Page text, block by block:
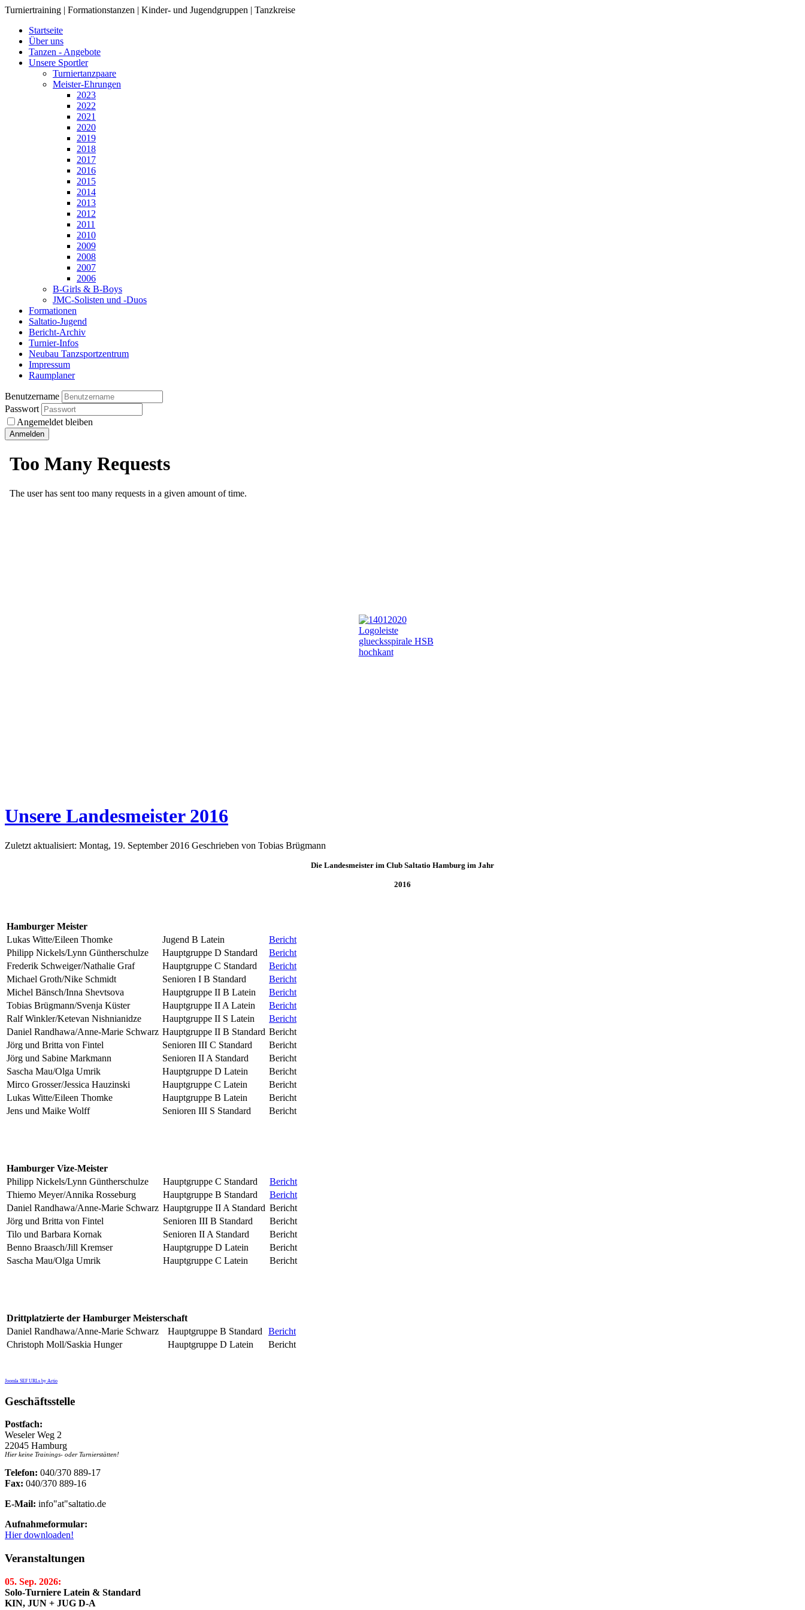
Turniertraining | Formationstanzen | Kinder- und Jugendgruppen | Tanzkreise
Startseite
Über uns
Tanzen - Angebote
Unsere Sportler
Turniertanzpaare
Meister-Ehrungen
2023
2022
2021
2020
2019
2018
2017
2016
2015
2014
2013
2012
2011
2010
2009
2008
2007
2006
B-Girls & B-Boys
JMC-Solisten und -Duos
Formationen
Saltatio-Jugend
Bericht-Archiv
Turnier-Infos
Neubau Tanzsportzentrum
Impressum
Raumplaner
Benutzername
Passwort
Angemeldet bleiben
Unsere Landesmeister 2016
Zuletzt aktualisiert: Montag, 19. September 2016 Geschrieben von Tobias Brügmann
Die Landesmeister im Club Saltatio Hamburg im Jahr
2016
Hamburger Meister
Lukas Witte/Eileen Thomke
Jugend B Latein
Bericht
Philipp Nickels/Lynn Güntherschulze
Hauptgruppe D Standard
Bericht
Frederik Schweiger/Nathalie Graf
Hauptgruppe C Standard
Bericht
Michael Groth/Nike Schmidt
Senioren I B Standard
Bericht
Michel Bänsch/Inna Shevtsova
Hauptgruppe II B Latein
Bericht
Tobias Brügmann/Svenja Küster
Hauptgruppe II A Latein
Bericht
Ralf Winkler/Ketevan Nishnianidze
Hauptgruppe II S Latein
Bericht
Daniel Randhawa/Anne-Marie Schwarz Hauptgruppe II B Standard Bericht
Jörg und Britta von Fintel
Senioren III C Standard
Bericht
Jörg und Sabine Markmann
Senioren II A Standard
Bericht
Sascha Mau/Olga Umrik
Hauptgruppe D Latein
Bericht
Mirco Grosser/Jessica Hauzinski
Hauptgruppe C Latein
Bericht
Lukas Witte/Eileen Thomke
Hauptgruppe B Latein
Bericht
Jens und Maike Wolff
Senioren III S Standard Bericht
Hamburger Vize-Meister
Philipp Nickels/Lynn Güntherschulze
Hauptgruppe C Standard
Bericht
Thiemo Meyer/Annika Rosseburg
Hauptgruppe B Standard
Bericht
Daniel Randhawa/Anne-Marie Schwarz Hauptgruppe II A Standard Bericht
Jörg und Britta von Fintel
Senioren III B Standard
Bericht
Tilo und Barbara Kornak
Senioren II A Standard
Bericht
Benno Braasch/Jill Kremser
Hauptgruppe D Latein
Bericht
Sascha Mau/Olga Umrik
Hauptgruppe C Latein Bericht
Drittplatzierte der Hamburger Meisterschaft
Daniel Randhawa/Anne-Marie Schwarz
Hauptgruppe B Standard
Bericht
Christoph Moll/Saskia Hunger
Hauptgruppe D Latein Bericht
Joomla SEF URLs by Artio
Geschäftsstelle
Postfach:
Weseler Weg 2
22045 Hamburg
Hier keine Trainings- oder Turnierstätten!
Telefon: 040/370 889-17
Fax: 040/370 889-16
E-Mail: info"at"saltatio.de
Aufnahmeformular:
Hier downloaden!
Veranstaltungen
05. Sep. 2026:
Solo-Turniere Latein & Standard
KIN, JUN + JUG D-A